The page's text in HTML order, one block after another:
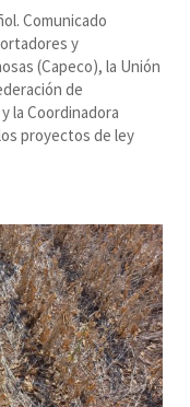
Comunicado
y
(Capeco), la Unión
de
la Coordinadora
proyectos de ley